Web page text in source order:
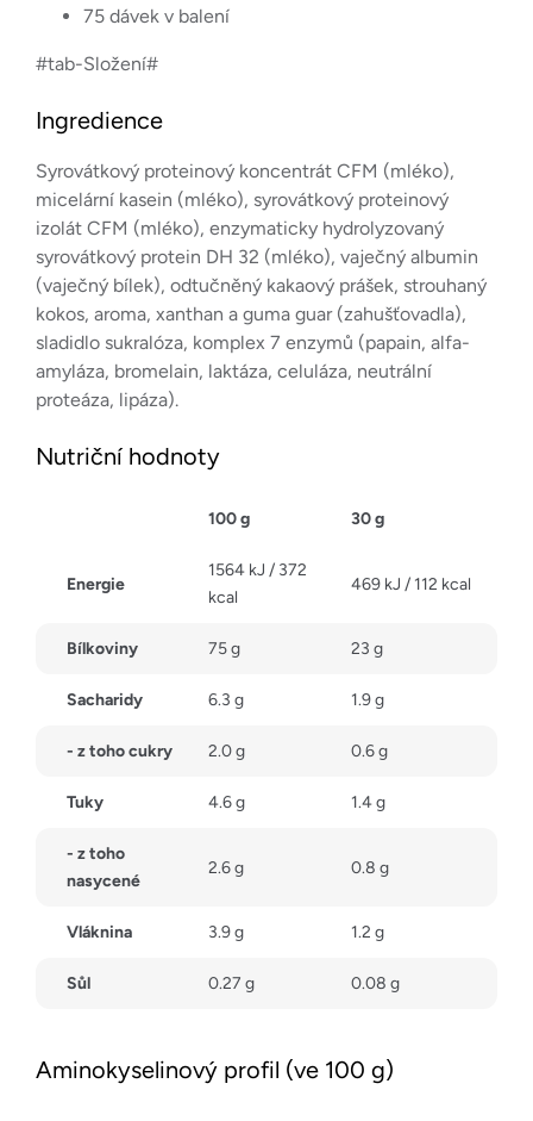
75 dávek v balení
#tab-Složení#
Ingredience
Syrovátkový proteinový koncentrát CFM (mléko),
micelární kasein (mléko), syrovátkový proteinový
izolát CFM (mléko), enzymaticky hydrolyzovaný
syrovátkový protein DH 32 (mléko), vaječný albumin
(vaječný bílek), odtučněný kakaový prášek, strouhaný
kokos, aroma, xanthan a guma guar (zahušťovadla),
sladidlo sukralóza, komplex 7 enzymů (papain, alfa-
amyláza, bromelain, laktáza, celuláza, neutrální
proteáza, lipáza).
Nutriční hodnoty
100 g 30 g
Energie
1564 kJ / 372
kcal
469 kJ / 112 kcal
Bílkoviny 75 g 23 g
Sacharidy 6.3 g 1.9 g
- z toho cukry 2.0 g 0.6 g
Tuky 4.6 g 1.4 g
- z toho
nasycené
2.6 g 0.8 g
Vláknina 3.9 g 1.2 g
Sůl 0.27 g 0.08 g
Aminokyselinový profil (ve 100 g)